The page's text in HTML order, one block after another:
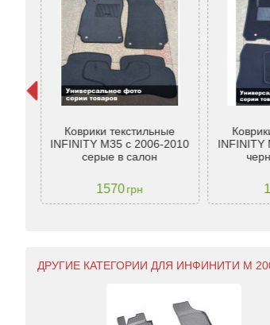
Коврики текстильные
INFINITY M35 с 2006-2010
серые в салон
1570грн
INFINITY
ДРУГИЕ КАТЕГОРИИ ДЛЯ ИНФИНИТИ М